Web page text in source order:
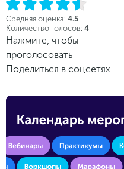
Средняя оценка: 4.5
Количество голосов: 4
Нажмите, чтобы
проголосовать
Поделиться в соцсетях